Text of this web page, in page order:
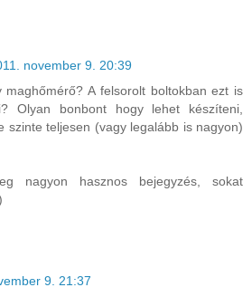
november 9. 20:39
maghőmérő? A felsorolt boltokban ezt is
Olyan bonbont hogy lehet készíteni,
szinte teljesen (vagy legalább is nagyon)
nagyon hasznos bejegyzés, sokat
9. 21:37